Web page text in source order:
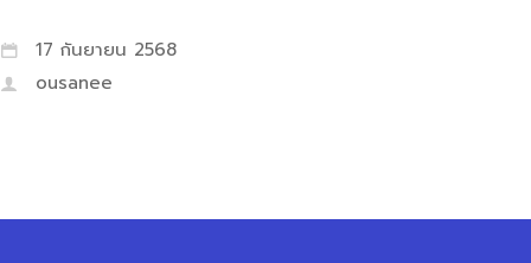
17 กันยายน 2568
ousanee